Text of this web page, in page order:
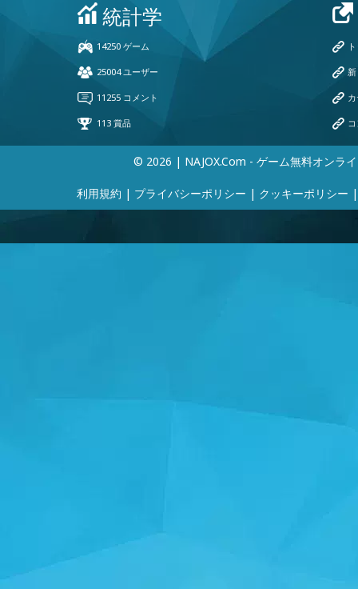
© 2026 | NAJOX.com - ゲーム無料オンラ
利用規約 | プライバシーポリシー | クッキーポリシー